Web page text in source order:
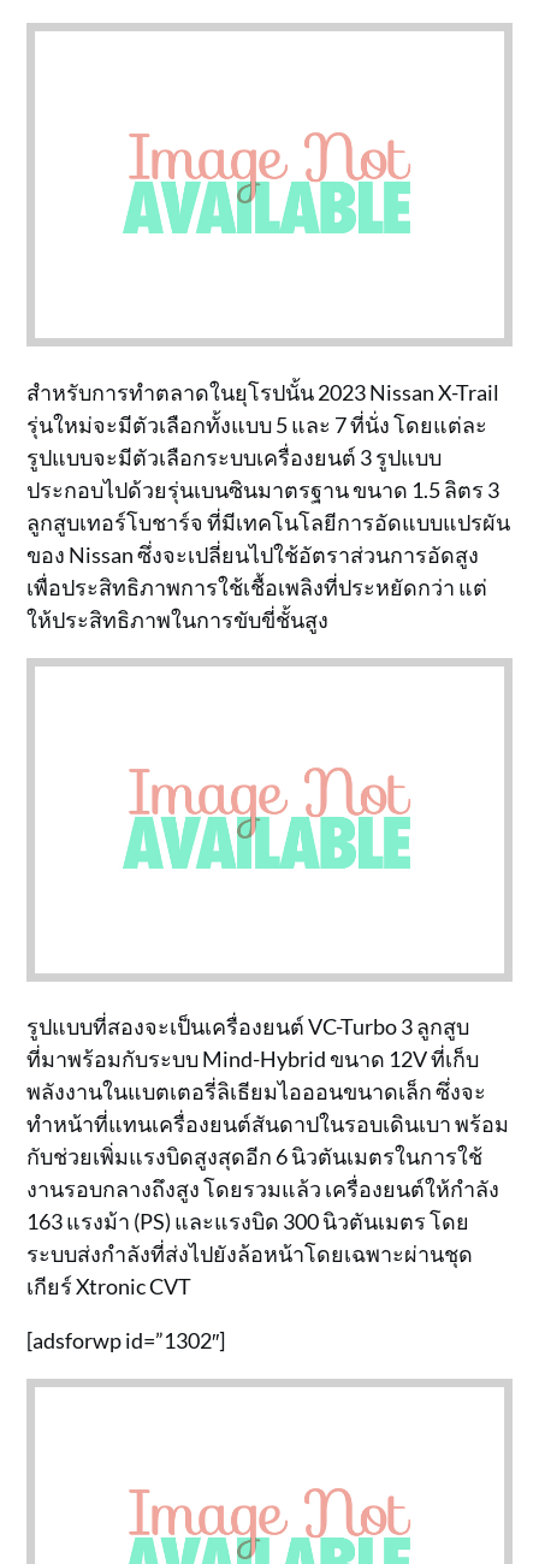
สำหรับการทำตลาดในยุโรปนั้น 2023 Nissan X-Trail
รุ่นใหม่จะมีตัวเลือกทั้งแบบ 5 และ 7 ที่นั่ง โดยแต่ละ
รูปแบบจะมีตัวเลือกระบบเครื่องยนต์ 3 รูปแบบ
ประกอบไปด้วยรุ่นเบนซินมาตรฐาน ขนาด 1.5 ลิตร 3
ลูกสูบเทอร์โบชาร์จ ที่มีเทคโนโลยีการอัดแบบแปรผัน
ของ Nissan ซึ่งจะเปลี่ยนไปใช้อัตราส่วนการอัดสูง
เพื่อประสิทธิภาพการใช้เชื้อเพลิงที่ประหยัดกว่า แต่
ให้ประสิทธิภาพในการขับขี่ชั้นสูง
รูปแบบที่สองจะเป็นเครื่องยนต์ VC-Turbo 3 ลูกสูบ
ที่มาพร้อมกับระบบ Mind-Hybrid ขนาด 12V ที่เก็บ
พลังงานในแบตเตอรี่ลิเธียมไอออนขนาดเล็ก ซึ่งจะ
ทำหน้าที่แทนเครื่องยนต์สันดาปในรอบเดินเบา พร้อม
กับช่วยเพิ่มแรงบิดสูงสุดอีก 6 นิวตันเมตรในการใช้
งานรอบกลางถึงสูง โดยรวมแล้ว เครื่องยนต์ให้กำลัง
163 แรงม้า (PS) และแรงบิด 300 นิวตันเมตร โดย
ระบบส่งกำลังที่ส่งไปยังล้อหน้าโดยเฉพาะผ่านชุด
เกียร์ Xtronic CVT
[adsforwp id=”1302″]